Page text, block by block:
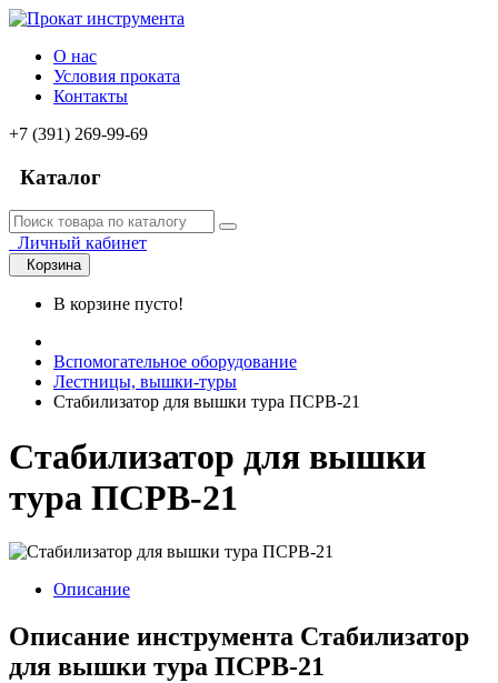
О нас
Условия проката
Контакты
+7 (391) 269-99-69
Каталог
Личный кабинет
Корзина
В корзине пусто!
Вспомогательное оборудование
Лестницы, вышки-туры
Стабилизатор для вышки тура ПСРВ-21
Стабилизатор для вышки
тура ПСРВ-21
Описание
Описание инструмента Стабилизатор
для вышки тура ПСРВ-21